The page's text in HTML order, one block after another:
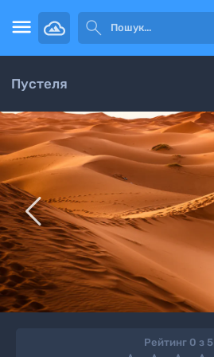
 
Пустеля

Рейтинг 0 з 5